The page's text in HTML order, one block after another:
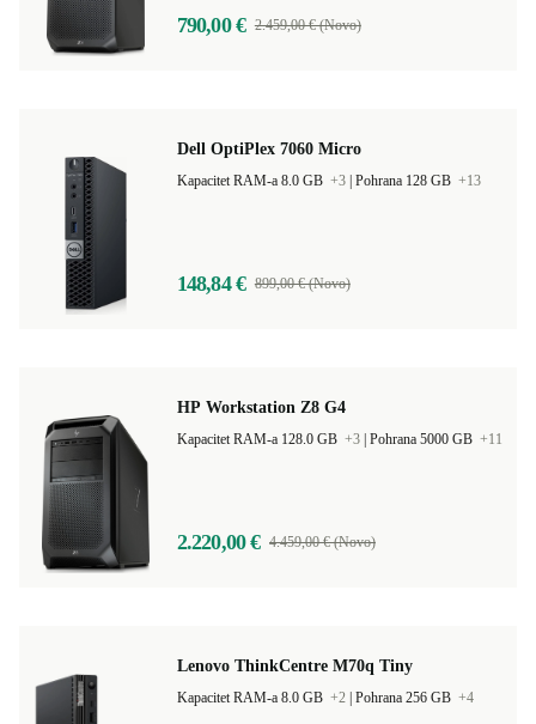
790,00 € 2.459,00 € (Novo)
Dell OptiPlex 7060 Micro
Kapacitet RAM-a 8.0 GB +3 Pohrana 128 GB +13
148,84 € 899,00 € (Novo)
HP Workstation Z8 G4
Kapacitet RAM-a 128.0 GB +3 Pohrana 5000 GB +11
2.220,00 € 4.459,00 € (Novo)
Lenovo ThinkCentre M70q Tiny
Kapacitet RAM-a 8.0 GB +2 Pohrana 256 GB +4